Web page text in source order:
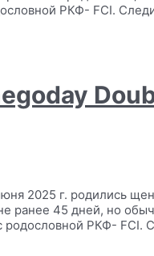
РКФ- FCI.
2025 г. родились
ранее 45 дней, но
РКФ- FCI.